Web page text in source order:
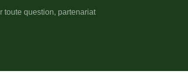
toute question, partenariat